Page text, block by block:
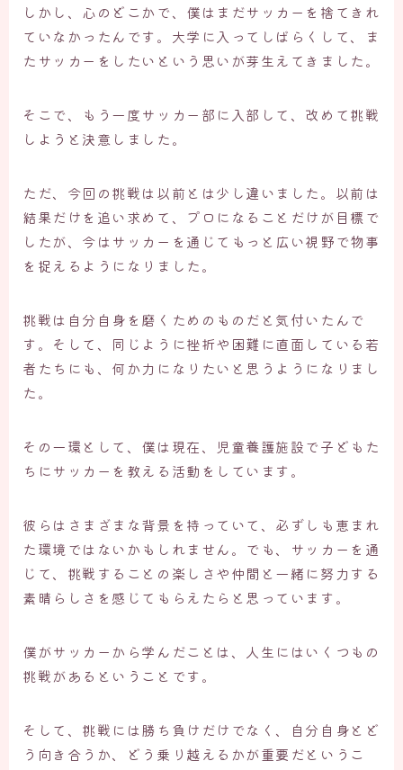
しかし、心のどこかで、僕はまだサッカーを捨てきれ
ていなかったんです。大学に入ってしばらくして、ま
たサッカーをしたいという思いが芽生えてきました。
そこで、もう一度サッカー部に入部して、改めて挑戦
しようと決意しました。
ただ、今回の挑戦は以前とは少し違いました。以前は
結果だけを追い求めて、プロになることだけが目標で
したが、今はサッカーを通じてもっと広い視野で物事
を捉えるようになりました。
挑戦は自分自身を磨くためのものだと気付いたんで
す。そして、同じように挫折や困難に直面している若
者たちにも、何か力になりたいと思うようになりまし
た。
その一環として、僕は現在、児童養護施設で子どもた
ちにサッカーを教える活動をしています。
彼らはさまざまな背景を持っていて、必ずしも恵まれ
た環境ではないかもしれません。でも、サッカーを通
じて、挑戦することの楽しさや仲間と一緒に努力する
素晴らしさを感じてもらえたらと思っています。
僕がサッカーから学んだことは、人生にはいくつもの
挑戦があるということです。
そして、挑戦には勝ち負けだけでなく、自分自身とど
う向き合うか、どう乗り越えるかが重要だというこ